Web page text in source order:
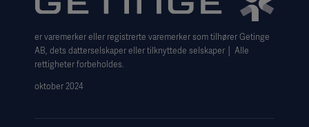
Cookie Notice
Data Subject Request Form
er varemerker eller registrerte varemerker som tilhører Getinge
AB, dets datterselskaper eller tilknyttede selskaper │ Alle
rettigheter forbeholdes.
oktober 2024